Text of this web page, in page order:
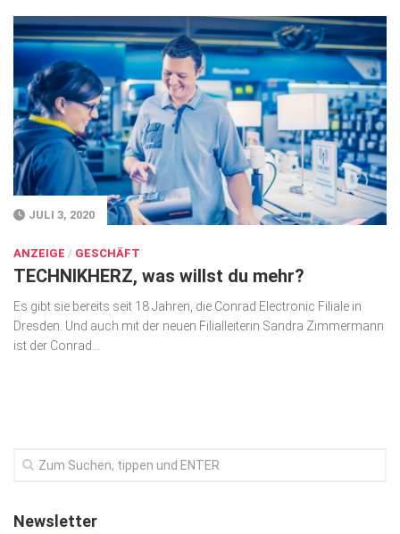
Geschäft
gesund & schön
Gesellschaft
Kunst & Kultur
Lifestyle
Ausflug & Reise
Top Branchen
SACHSEN IN PARIS
JULI 3, 2020
ANZEIGE / GESCHÄFT
TECHNIKHERZ, was willst du mehr?
Es gibt sie bereits seit 18 Jahren, die Conrad Electronic Filiale in
Dresden. Und auch mit der neuen Filialleiterin Sandra Zimmermann
ist der Conrad...
Newsletter